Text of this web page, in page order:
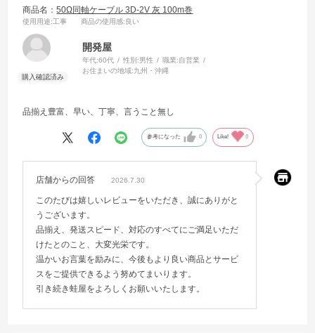
商品名：50Ω同軸ケーブル 3D-2V 灰 100m巻
使用用途:工事 商品の使用感:良い
開発屋
年代:60代 性別:男性 職業:自営業
お住まいの地域:九州・沖縄
品揃え豊富、早い、丁寧、言うこと無し
参考になった 0 Like! 0
店舗からの回答 2026.7.30
このたびは嬉しいレビューをいただき、誠にありがと
うございます。
品揃え、発送スピード、対応のすべてにご満足いただ
けたとのこと、大変光栄です。
温かいお言葉を励みに、今後もより良い商品とサービ
スをご提供できるよう努めてまいります。
引き続き蛙屋をよろしくお願いいたします。